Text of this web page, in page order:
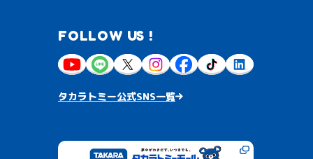
FOLLOW US !
タカラトミー公式SNS一覧